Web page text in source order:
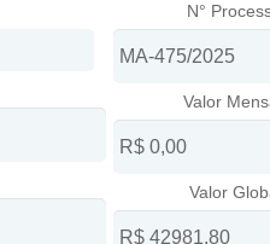
N°
Valor
Valor